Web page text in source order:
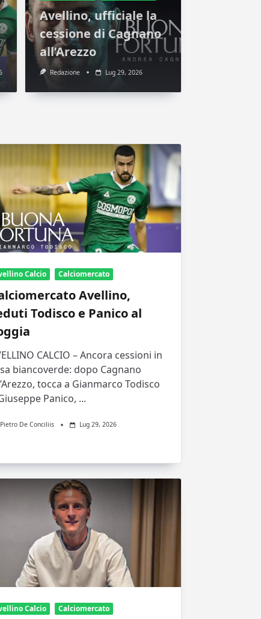
Avellino, ufficiale la
cessione di Cagnano
all’Arezzo
Redazione Lug 29, 2026
Calcio Calciomercato
Avellino,
Todisco e Panico al
CALCIO – Ancora cessioni in
biancoverde: dopo Cagnano
tocca a Gianmarco Todisco
Panico, ...
Pietro De Conciliis Lug 29, 2026
Calcio Calciomercato